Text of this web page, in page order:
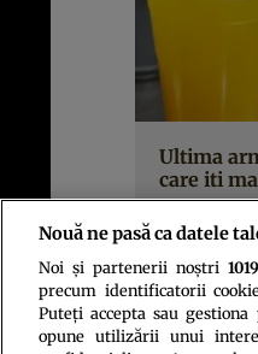
Ultima
care iti
Nouă ne pasă ca datele
Noi și partenerii noștri 1019
precum identificatorii
Puteți accepta sau
opune utilizării unui